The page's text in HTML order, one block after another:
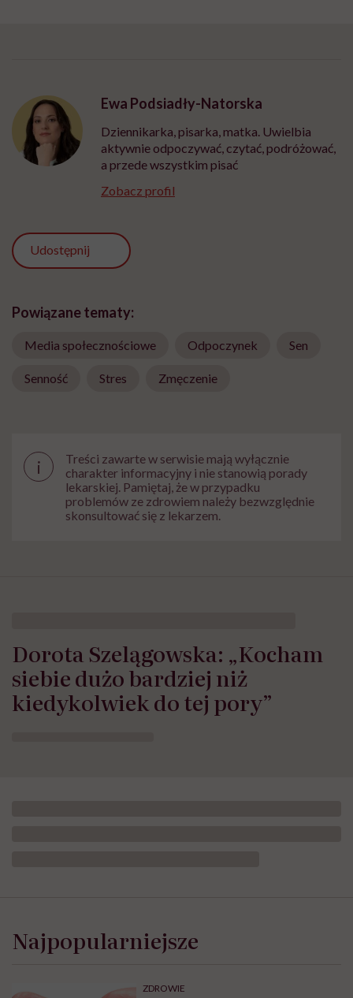
Ewa Podsiadły-Natorska
Dziennikarka, pisarka, matka. Uwielbia
aktywnie odpoczywać, czytać, podróżować,
a przede wszystkim pisać
Zobacz profil
Udostępnij
Powiązane tematy:
Media społecznościowe Odpoczynek Sen
Senność Stres Zmęczenie
i
Treści zawarte w serwisie mają wyłącznie
charakter informacyjny i nie stanowią porady
lekarskiej. Pamiętaj, że w przypadku
problemów ze zdrowiem należy bezwzględnie
skonsultować się z lekarzem.
Dorota Szelągowska: „Kocham
siebie dużo bardziej niż
kiedykolwiek do tej pory”
Najpopularniejsze
ZDROWIE